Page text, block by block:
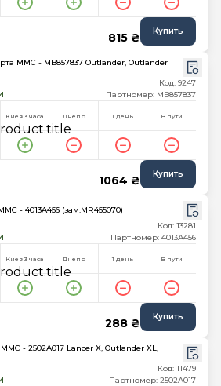
815 ₴ Купить
MMC - MB857837 Outlander, Outlander
Код: 9247
Партномер: MB857837
Киев 3 часа Днепр 1 день В пути
1064 ₴ Купить
- 4013A456 (зам.MR455070)
Код: 13281
Партномер: 4013A456
Киев 3 часа Днепр 1 день В пути
288 ₴ Купить
- 2502A017 Lancer X, Outlander XL,
Код: 11479
Партномер: 2502A017